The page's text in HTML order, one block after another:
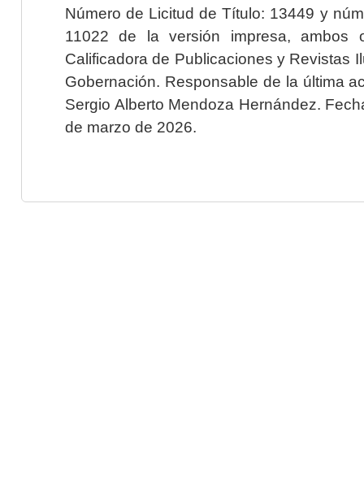
Número de Licitud de Título: 13449 y
11022 de la versión impresa, ambos
Calificadora de Publicaciones y Revistas
Gobernación. Responsable de la última
Sergio Alberto Mendoza Hernández.
de marzo de 2026.